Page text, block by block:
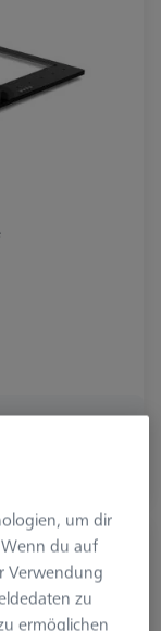
M4 x
um dir
Wenn du auf
Verwendung
zu
ermöglichen